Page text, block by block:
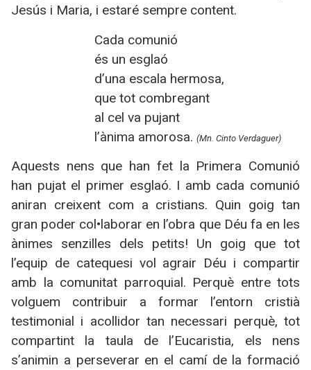
Jesús i Maria, i estaré sempre content.
Cada comunió
és un esglaó
d’una escala hermosa,
que tot combregant
al cel va pujant
l’ànima amorosa. (Mn. Cinto Verdaguer)
Aquests nens que han fet la Primera Comunió
han pujat el primer esglaó. I amb cada comunió
aniran creixent com a cristians. Quin goig tan
gran poder col•laborar en l’obra que Déu fa en les
ànimes senzilles dels petits! Un goig que tot
l’equip de catequesi vol agrair Déu i compartir
amb la comunitat parroquial. Perquè entre tots
volguem contribuir a formar l’entorn cristià
testimonial i acollidor tan necessari perquè, tot
compartint la taula de l’Eucaristia, els nens
s’animin a perseverar en el camí de la formació